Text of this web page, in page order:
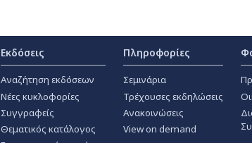
Εκδόσεις
Αναζήτηση εκδόσεων
Νέες κυκλοφορίες
Συγγραφείς
Θεματικός κατάλογος
Πληροφορίες
Σεμινάρια
Τρέχουσες εκδηλώσεις
Ανακοινώσεις
View on demand